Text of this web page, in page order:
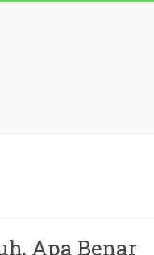
Apa Benar